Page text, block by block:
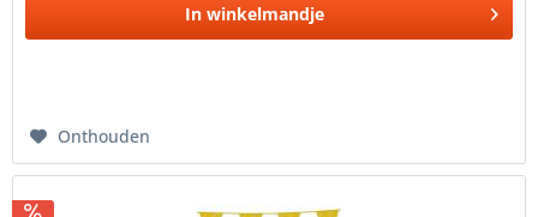
In winkelmandje
Onthouden